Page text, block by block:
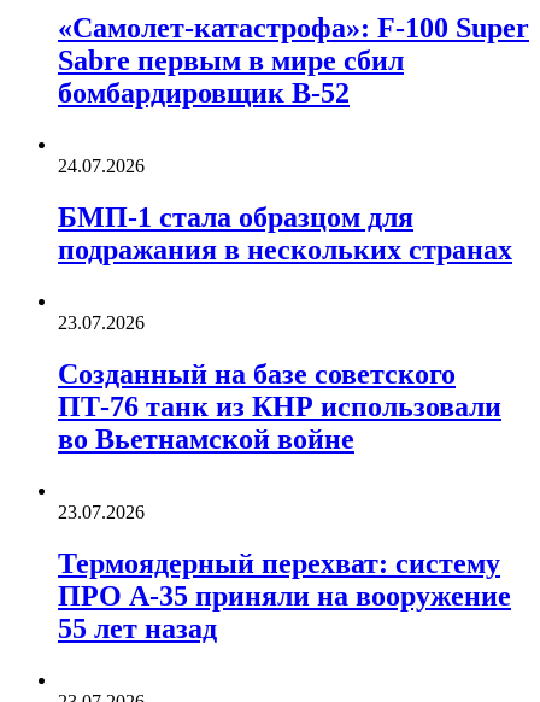
«Самолет-катастрофа»: F-100 Super
Sabre первым в мире сбил
бомбардировщик B-52
24.07.2026
БМП-1 стала образцом для
подражания в нескольких странах
23.07.2026
Созданный на базе советского
ПТ-76 танк из КНР использовали
во Вьетнамской войне
23.07.2026
Термоядерный перехват: систему
ПРО А-35 приняли на вооружение
55 лет назад